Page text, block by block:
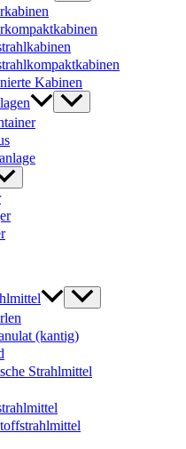
Kabinen
(kantig)
Strahlmittel